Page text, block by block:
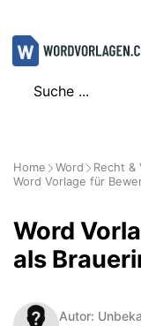
Zum
Inhalt
Home Word
Recht &
Word Vorlage für
Word
als
Autor: